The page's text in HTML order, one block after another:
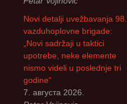
Novi detalji uvežbavanja 98.
vazduhoplovne brigade:
„Novi sadržaji u taktici
upotrebe, neke elemente
nismo videli u poslednje tri
godine“
7. августа 2026.